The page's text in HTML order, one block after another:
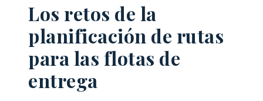
Los retos de la
planificación de rutas
para las flotas de
entrega